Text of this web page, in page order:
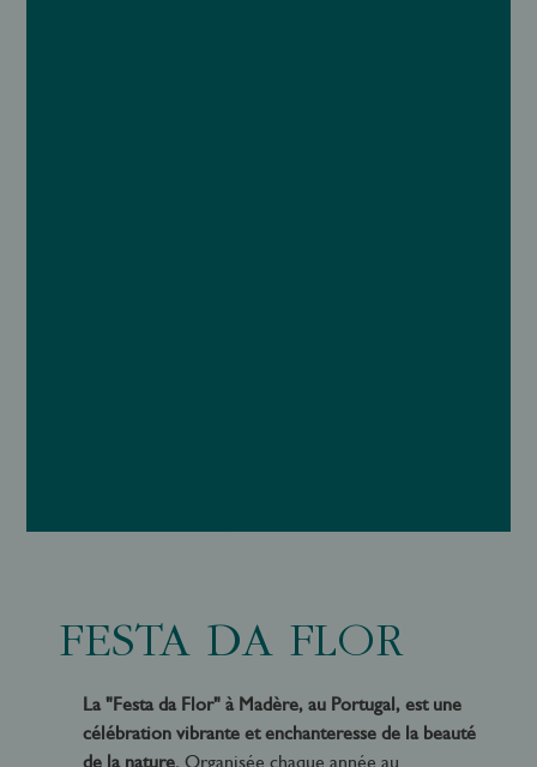
FESTA DA FLOR
La "Festa da Flor" à Madère, au Portugal, est une
célébration vibrante et enchanteresse de la beauté
de la nature. Organisée chaque année au